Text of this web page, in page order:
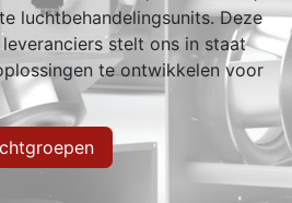
luchtbehandelingsunits. Deze
stelt ons in staat
te ontwikkelen voor